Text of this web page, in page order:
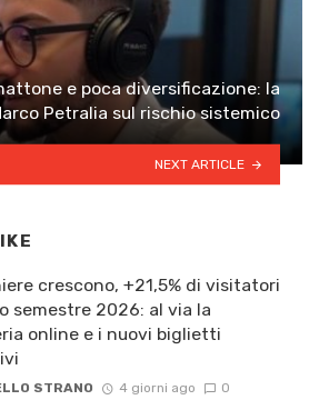
e poca diversificazione: la
Petralia sul rischio sistemico
NEXT ARTICLE
crescono, +21,5% di visitatori
semestre 2026: al via la
online e i nuovi biglietti
STRANO 4 giorni ago 0